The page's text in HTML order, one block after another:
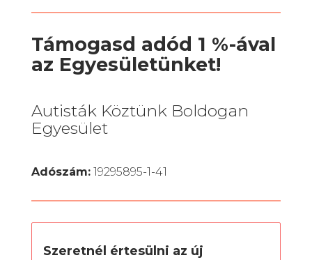
Támogasd adód 1 %-ával
az Egyesületünket!
Autisták Köztünk Boldogan
Egyesület
Adószám:19295895-1-41
Szeretnél értesülni az új